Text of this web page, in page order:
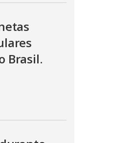
Brasil.